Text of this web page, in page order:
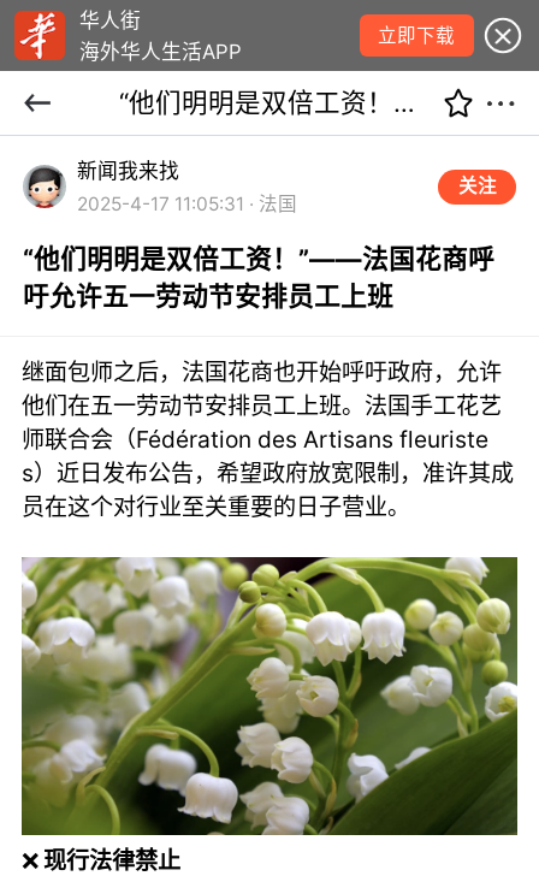
华人街
海外华人生活APP
立即下载
“他们明明是双倍工资！”——法国花商呼吁允许五一劳动节安排员工上班
新闻我来找
2025-4-17 11:05:31 · 法国
关注
“他们明明是双倍工资！”——法国花商呼
吁允许五一劳动节安排员工上班
继面包师之后，法国花商也开始呼吁政府，允许
他们在五一劳动节安排员工上班。法国手工花艺
师联合会（Fédération des Artisans fleuriste
s）近日发布公告，希望政府放宽限制，准许其成
员在这个对行业至关重要的日子营业。
❌现行法律禁止